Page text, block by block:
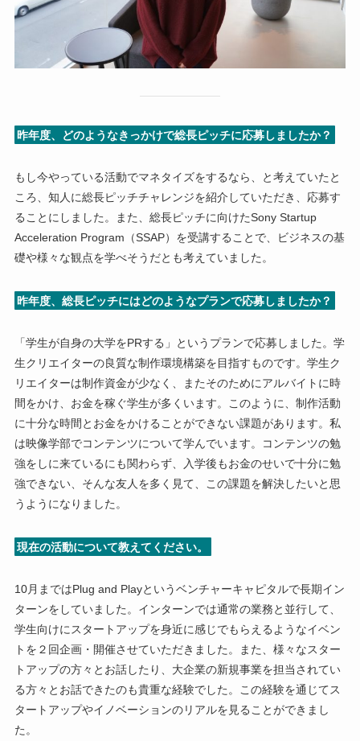
昨年度、どのようなきっかけで総長ピッチに応募しましたか？
もし今やっている活動でマネタイズをするなら、と考えていたと
ころ、知人に総長ピッチチャレンジを紹介していただき、応募す
ることにしました。また、総長ピッチに向けたSony Startup
Acceleration Program（SSAP）を受講することで、ビジネスの基
礎や様々な観点を学べそうだとも考えていました。
昨年度、総長ピッチにはどのようなプランで応募しましたか？
「学生が自身の大学をPRする」というプランで応募しました。学
生クリエイターの良質な制作環境構築を目指すものです。学生ク
リエイターは制作資金が少なく、またそのためにアルバイトに時
間をかけ、お金を稼ぐ学生が多くいます。このように、制作活動
に十分な時間とお金をかけることができない課題があります。私
は映像学部でコンテンツについて学んでいます。コンテンツの勉
強をしに来ているにも関わらず、入学後もお金のせいで十分に勉
強できない、そんな友人を多く見て、この課題を解決したいと思
うようになりました。
現在の活動について教えてください。
10月まではPlug and Playというベンチャーキャピタルで長期イン
ターンをしていました。インターンでは通常の業務と並行して、
学生向けにスタートアップを身近に感じでもらえるようなイベン
トを２回企画・開催させていただきました。また、様々なスター
トアップの方々とお話したり、大企業の新規事業を担当されてい
る方々とお話できたのも貴重な経験でした。この経験を通じてス
タートアップやイノベーションのリアルを見ることができまし
た。